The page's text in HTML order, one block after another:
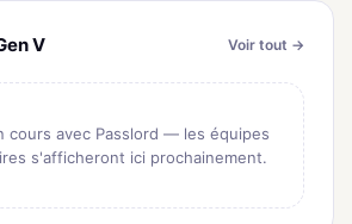
V Voir tout →
cours avec Passlord — les équipes
s'afficheront ici prochainement.